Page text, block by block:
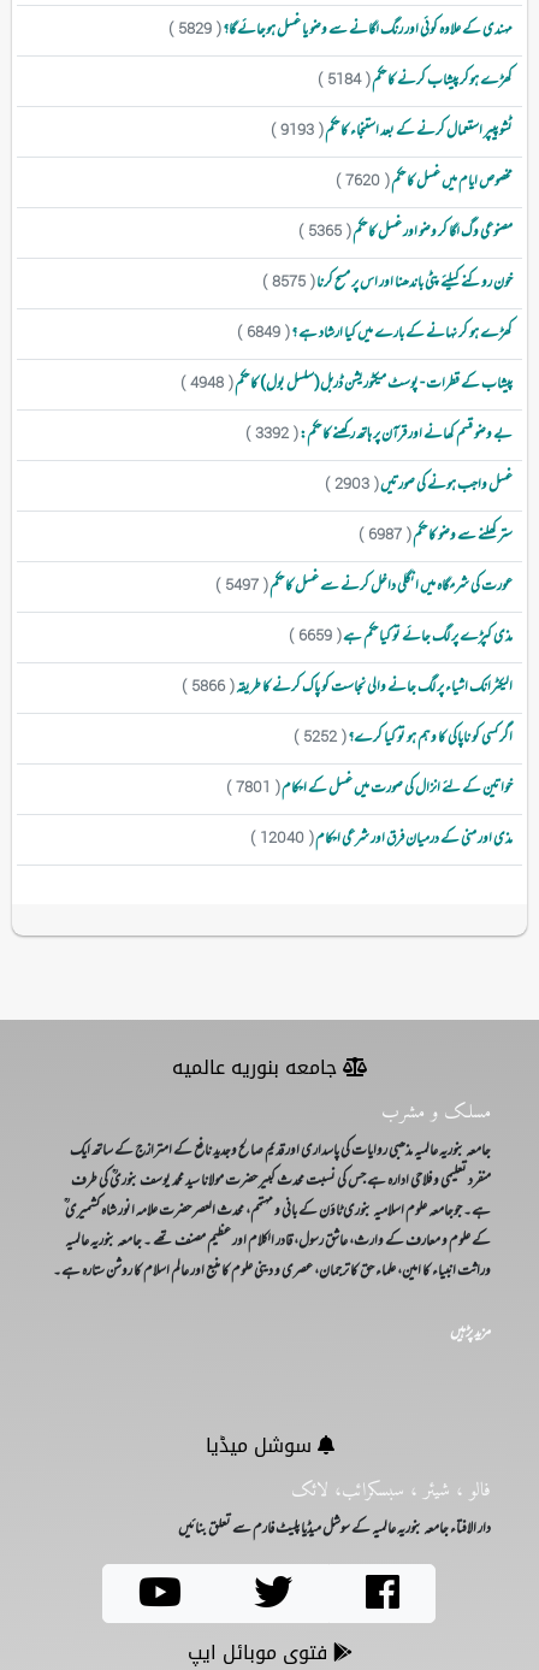
مہندی کے علاوہ کوئی اور رنگ لگانے سے وضو یا غسل ہوجائے گا؟( 5829 )
کھڑے ہوکر پیشاب کرنے کا حکم( 5184 )
ٹشو پیپر استعمال کرنے کے بعد استنجاء کا حکم( 9193 )
مخصوص ایام میں غسل کا حکم( 7620 )
مصنوعی وگ لگا کر وضو اور غسل کا حکم( 5365 )
خون روکنے کیلئے پٹی باندھنا اور اس پر مسح کرنا( 8575 )
کھڑے ہو کر نہانے کے بارے میں کیا ارشاد ہے ؟( 6849 )
پیشاب کے قطرات - پوسٹ میکٹوریشن ڈربل(سلسل بول) کا حکم( 4948 )
بے وضو قسم کھانے اور قرآن پر ہاتھ رکھنے کا حکم:( 3392 )
غسل واجب ہونے کی صورتیں( 2903 )
ستر کھلنے سے وضو کا حکم( 6987 )
عورت کی شرمگاہ میں انگلی داخل کرنے سے غسل کا حکم( 5497 )
مذی کپڑے پر لگ جائے تو کیا حکم ہے( 6659 )
الیکٹرانک اشیاء پر لگ جانے والی نجاست کو پاک کرنے کا طریقہ( 5866 )
اگر کسی کو ناپاکی کا وہم ہو تو کیا کرے؟( 5252 )
خواتین کے لئے انزال کی صورت میں غسل کے احکام( 7801 )
مذی اور منی کے درمیان فرق اور شرعی احکام( 12040 )
جامعه بنوریه عالمیه
مسلک و مشرب
جامعہ بنوریہ عالمیہ مذھبی روایات کی پاسداری اور قدیم صالح وجدید نافع کے امترازج کے ساتھ ایک
منفرد تعلیمی و فلاحی ادارہ ہے جس کی نسبت محدث کبیر حضرت مولانا سید محمد یوسف بنوریؒ کی طرف
ہے۔ جوجامعہ علوم اسلامیہ بنوری ٹاؤن کے بانی و مہتمم، محدث العصر حضرت علامہ انور شاہ کشمیری ؒ
کے علوم و معارف کے وارث، عاشق رسول، قادر الکلام اور عظیم مصنف تھے ۔ جامعہ بنوریہ عالمیہ
وراثت انبیاء کا امین، علماء حق کا ترجمان، عصری و دینی علوم کا منبع اور عالم اسلام کا روشن ستارہ ہے۔
مزید پڑہیں
سوشل میڈیا
فالو ، شیئر ، سبسکرائب، لائک
دار الافتاء جامعہ بنوریہ عالمیہ کے سوشل میڈیا پلیٹ فارم سے تعلق بنائیں
فتوی موبائل ایپ